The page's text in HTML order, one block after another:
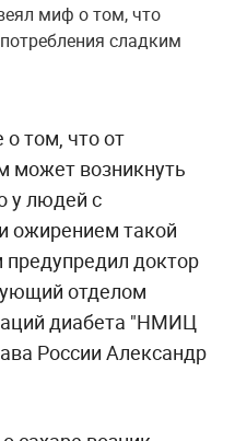
миф о том, что
сладким
том, что от
может возникнуть
у людей с
ожирением такой
предупредил доктор
отделом
диабета "НМИЦ
России Александр